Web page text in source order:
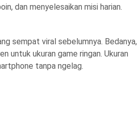
dan menyelesaikan misi harian.
sempat viral sebelumnya. Bedanya,
untuk ukuran game ringan. Ukuran
tanpa ngelag.